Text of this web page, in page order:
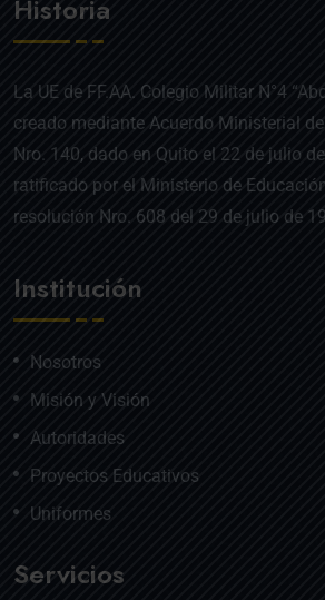
Historia
La UE de FF.AA. Colegio Militar N°4
creado mediante Acuerdo Ministerial de
Nro. 140, dado en Quito el 22 de julio
ratificado por el Ministerio de
resolución Nro. 608 del 29 de julio de
Institución
Nosotros
Misión y Visión
Autoridades
Proyectos Educativos
Uniformes
Servicios